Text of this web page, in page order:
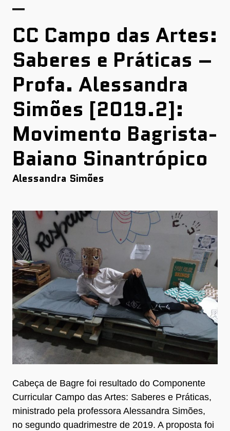
CC Campo das Artes:
Saberes e Práticas –
Profa. Alessandra
Simões [2019.2]:
Movimento Bagrista-
Baiano Sinantrópico
Alessandra Simões
Cabeça de Bagre foi resultado do Componente
Curricular Campo das Artes: Saberes e Práticas,
ministrado pela professora Alessandra Simões,
no segundo quadrimestre de 2019. A proposta foi